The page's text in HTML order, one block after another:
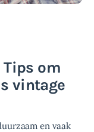
om
vintage
en vaak